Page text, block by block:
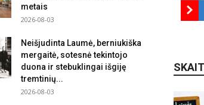
metais
2026-08-03
Neišjudinta Laumė, berniukiška
mergaitė, sotesnė tekintojo
duona ir stebuklingai išgiję
tremtinių...
2026-08-03